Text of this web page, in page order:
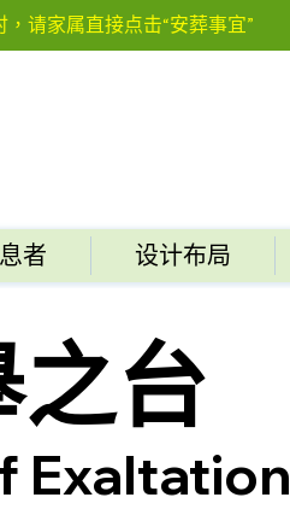
请家属直接点击“安葬事宜”
者 设计布局
之台
Exaltation